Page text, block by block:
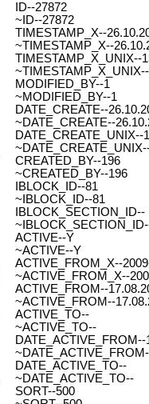
ID--27872
~ID--27872
TIMESTAMP_X--
~TIMESTAMP_X--
TIMESTAMP_X_UNIX--
MODIFIED_BY--1
~MODIFIED_BY--1
DATE_CREATE--
~DATE_CREATE--
DATE_CREATE_UNIX--
CREATED_BY--196
~CREATED_BY--196
IBLOCK_ID--81
~IBLOCK_ID--81
IBLOCK_SECTION_ID--
ACTIVE--Y
~ACTIVE--Y
ACTIVE_FROM_X--
~ACTIVE_FROM_X--
ACTIVE_FROM--
~ACTIVE_FROM--
ACTIVE_TO--
~ACTIVE_TO--
DATE_ACTIVE_FROM--
DATE_ACTIVE_TO--
~DATE_ACTIVE_TO--
SORT--500